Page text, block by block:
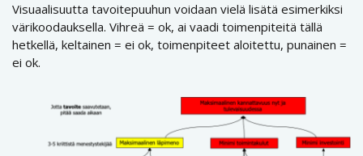
Visuaalisuutta tavoitepuuhun voidaan vielä lisätä esimerkiksi
värikoodauksella. Vihreä = ok, ai vaadi toimenpiteitä tällä
hetkellä, keltainen = ei ok, toimenpiteet aloitettu, punainen =
ei ok.